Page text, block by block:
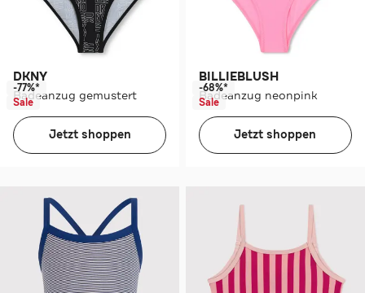
DKNY
Badeanzug gemustert
-77%*
Sale
Jetzt shoppen
BILLIEBLUSH
Badeanzug neonpink
-68%*
Sale
Jetzt shoppen